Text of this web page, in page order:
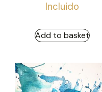
Incluido
Add to basket